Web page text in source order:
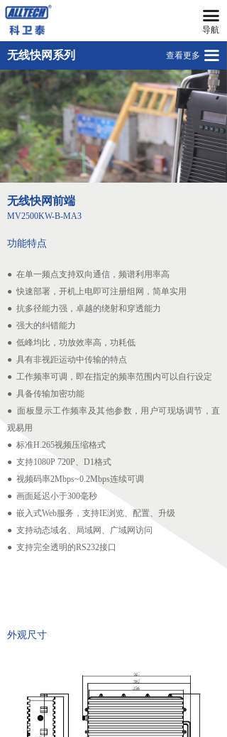
导航
끀
首页
无人机
넸 多旋翼无人机
넸复合翼无人机
넸 系留无人机平台
넸智能无人机机场
넸无人机反制平台
넸无人机远程指挥管控平台
넸无人机集群技术
넸地面站系统
无人机配套吊舱
넸
넸 测绘吊舱
넸环保监测专用吊舱
넸抛投发射吊舱
넸声光吊舱
넸通信视频中继吊舱
行业应用
无线快网系列 끀
无线快网前端MV2500KW-B-MA3
机架式无线快网基站MV2500KW-J-BS
室外型无线快网基站MV2500KW-S（有）
查看更多
无线快网前端
MV2500KW-B-MA3
功能特点
● 在单一频点支持双向通信，频谱利用率高
● 快速部署，开机上电即可注册组网，简单实用
● 抗多径能力强，卓越的绕射和穿透能力
● 强大的纠错能力
● 低峰均比，功放效率高，功耗低
● 具有非视距运动中传输的特点
● 工作频率可调，即在指定的频率范围内可以自行设定
● 具备传输加密功能
● 面板显示工作频率及其他参数，用户可现场调节，直
观易用
● 标准H.265视频压缩格式
● 支持1080P 720P、D1格式
● 视频码率2Mbps~0.2Mbps连续可调
● 画面延迟小于300毫秒
● 嵌入式Web服务，支持IE浏览、配置、升级
● 支持动态域名、局域网、广域网访问
● 支持完全透明的RS232接口
外观尺寸